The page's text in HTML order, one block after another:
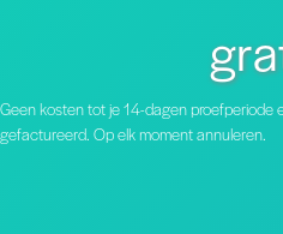
Geen kosten tot je 14-dagen proefperiode
gefactureerd. Op elk moment annuleren.